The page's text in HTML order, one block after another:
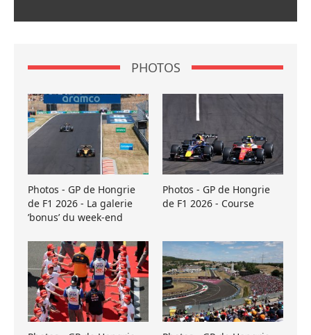
PHOTOS
Photos - GP de Hongrie
de F1 2026 - La galerie
’bonus’ du week-end
Photos - GP de Hongrie
de F1 2026 - Course